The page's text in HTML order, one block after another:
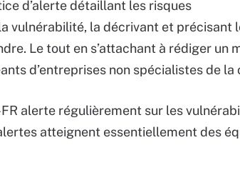
d’alerte détaillant les risques
vulnérabilité, la décrivant et précisant
Le tout en s’attachant à rédiger un
d’entreprises non spécialistes de la
alerte régulièrement sur les
atteignent essentiellement des